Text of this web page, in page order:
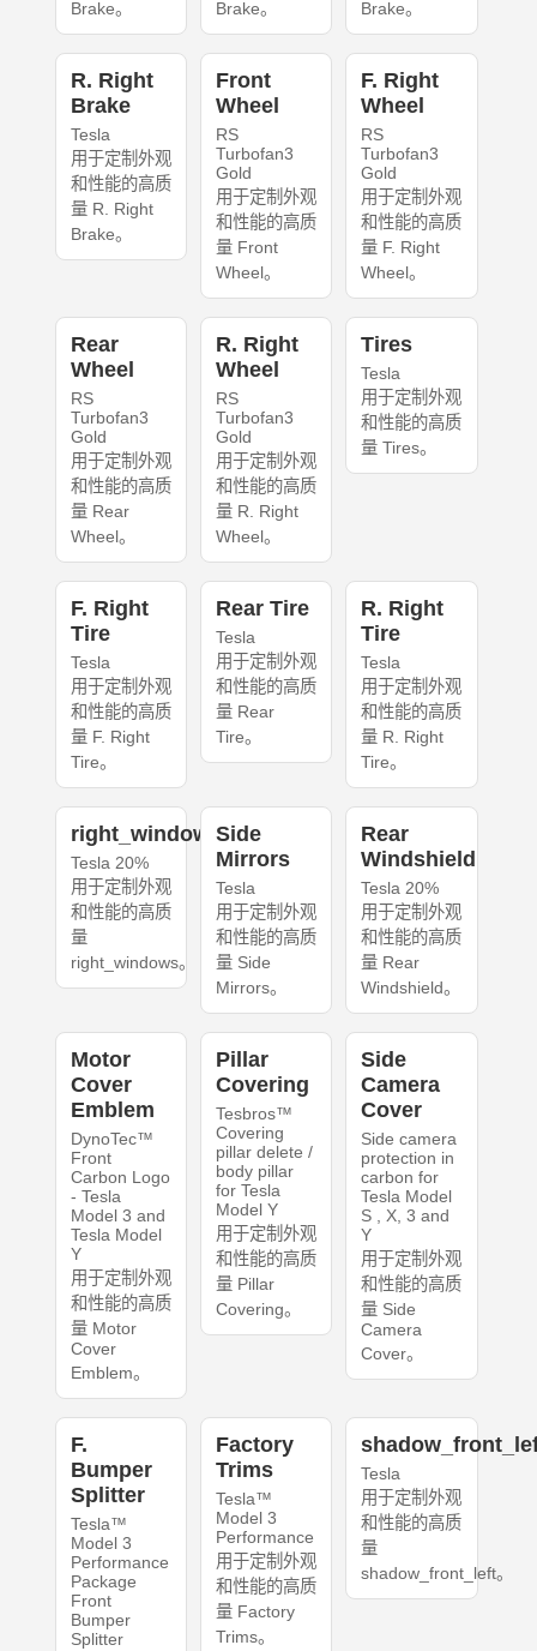
Brake。 Brake。 Brake。
R. Right
Brake
Tesla
用于定制外观
和性能的高质
量 R. Right
Brake。
Front
Wheel
RS
Turbofan3
Gold
用于定制外观
和性能的高质
量 Front
Wheel。
F. Right
Wheel
RS
Turbofan3
Gold
用于定制外观
和性能的高质
量 F. Right
Wheel。
Rear
Wheel
RS
Turbofan3
Gold
用于定制外观
和性能的高质
量 Rear
Wheel。
R. Right
Wheel
RS
Turbofan3
Gold
用于定制外观
和性能的高质
量 R. Right
Wheel。
Tires
Tesla
用于定制外观
和性能的高质
量 Tires。
F. Right
Tire
Tesla
用于定制外观
和性能的高质
量 F. Right
Tire。
Rear Tire
Tesla
用于定制外观
和性能的高质
量 Rear
Tire。
R. Right
Tire
Tesla
用于定制外观
和性能的高质
量 R. Right
Tire。
right_windows
Tesla 20%
用于定制外观
和性能的高质
量
right_windows。
Side
Mirrors
Tesla
用于定制外观
和性能的高质
量 Side
Mirrors。
Rear
Windshield
Tesla 20%
用于定制外观
和性能的高质
量 Rear
Windshield。
Motor
Cover
Emblem
DynoTec™
Front
Carbon Logo
- Tesla
Model 3 and
Tesla Model
Y
用于定制外观
和性能的高质
量 Motor
Cover
Emblem。
Pillar
Covering
Tesbros™
Covering
pillar delete /
body pillar
for Tesla
Model Y
用于定制外观
和性能的高质
量 Pillar
Covering。
Side
Camera
Cover
Side camera
protection in
carbon for
Tesla Model
S , X, 3 and
Y
用于定制外观
和性能的高质
量 Side
Camera
Cover。
F.
Bumper
Splitter
Tesla™
Model 3
Performance
Package
Front
Bumper
Splitter
Factory
Trims
Tesla™
Model 3
Performance
用于定制外观
和性能的高质
量 Factory
Trims。
Tesla
用于定制外观
和性能的高质
量
shadow_front_left。